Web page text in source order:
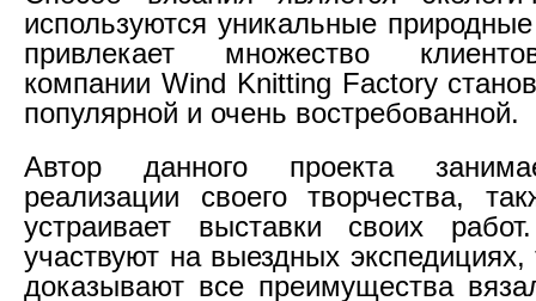
используются уникальные
привлекает множество
компании Wind Knitting Factory
популярной и очень востребованной.
Автор данного проекта
реализации своего творчества,
устраивает выставки своих
участвуют на выездных
доказывают все преимущества